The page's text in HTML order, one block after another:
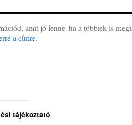
amit jó lenne, ha a többiek is
a címre.
tájékoztató